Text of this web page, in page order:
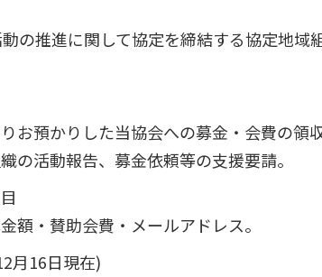
の推進に関して協定を締結する協定地域
お預かりした当協会への募金・会費の領
の活動報告、募金依頼等の支援要請。
額・賛助会費・メールアドレス。
月16日現在)